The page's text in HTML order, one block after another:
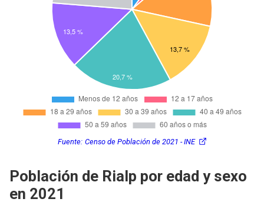
Fuente: Censo de Población de 2021 - INE
Población de Rialp por edad y sexo
en 2021